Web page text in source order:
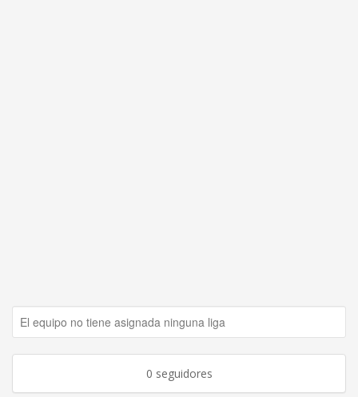
El equipo no tiene asignada ninguna liga
0 seguidores